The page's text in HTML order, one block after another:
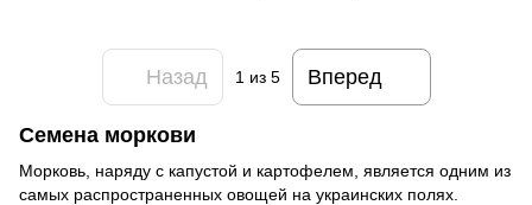
Назад 1из 5 Вперед
Семена моркови
Морковь, наряду с капустой и картофелем, является одним из
самых распространенных овощей на украинских полях.